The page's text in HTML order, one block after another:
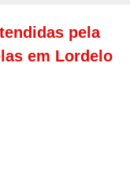
pela
em Lordelo